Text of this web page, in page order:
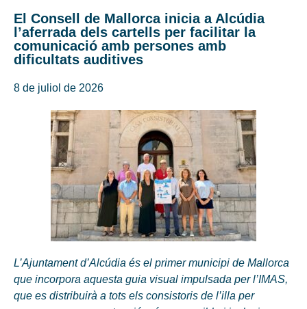
El Consell de Mallorca inicia a Alcúdia
l’aferrada dels cartells per facilitar la
comunicació amb persones amb
dificultats auditives
8 de juliol de 2026
L’Ajuntament d’Alcúdia és el primer municipi de Mallorca
que incorpora aquesta guia visual impulsada per l’IMAS,
que es distribuirà a tots els consistoris de l’illa per